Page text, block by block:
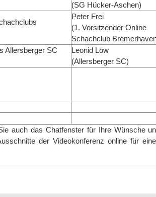
(SG Hücker-Aschen)
Peter Frei
(1. Vorsitzender Online
Schachclub
Allersberger SC
Leonid Löw
(Allersberger SC)
auch das Chatfenster für Ihre Wünsche
der Videokonferenz online für